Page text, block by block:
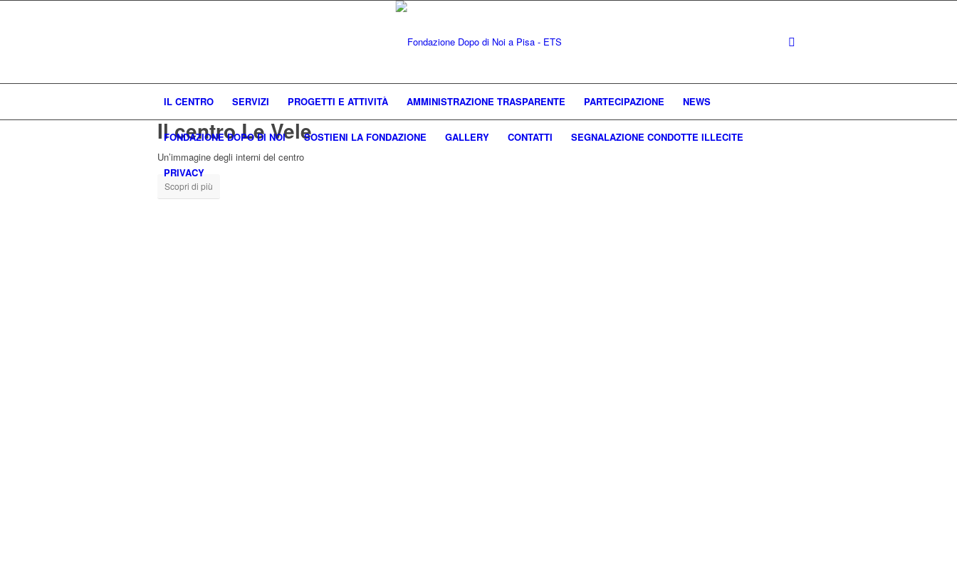
IL CENTRO SERVIZI PROGETTI E ATTIVITÀ AMMINISTRAZIONE TRASPARENTE PARTECIPAZIONE NEWS
FONDAZIONE DOPO DI NOI SOSTIENI LA FONDAZIONE GALLERY CONTATTI SEGNALAZIONE CONDOTTE ILLECITE
PRIVACY
Il centro Le Vele
Un’immagine degli interni del centro
Scopri di più